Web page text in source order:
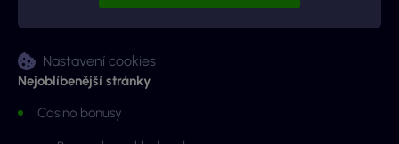
Nastavení cookies
Nejoblíbenější stránky
Casino bonusy